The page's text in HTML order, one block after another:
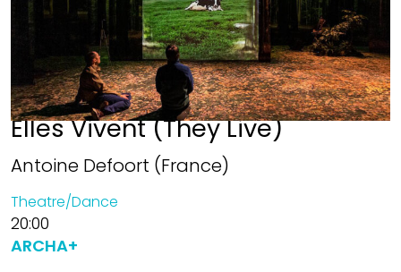
Elles Vivent (They Live)
Antoine Defoort (France)
Theatre/Dance
20:00
ARCHA+